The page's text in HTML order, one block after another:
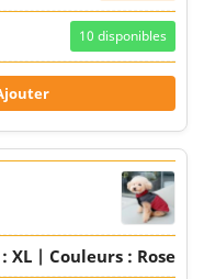
10 disponibles
XL | Couleurs : Rose